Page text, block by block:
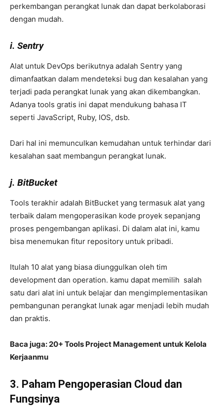
perkembangan perangkat lunak dan dapat berkolaborasi
dengan mudah.
i. Sentry
Alat untuk DevOps berikutnya adalah Sentry yang
dimanfaatkan dalam mendeteksi bug dan kesalahan yang
terjadi pada perangkat lunak yang akan dikembangkan.
Adanya tools gratis ini dapat mendukung bahasa IT
seperti JavaScript, Ruby, IOS, dsb.
Dari hal ini memunculkan kemudahan untuk terhindar dari
kesalahan saat membangun perangkat lunak.
j. BitBucket
Tools terakhir adalah BitBucket yang termasuk alat yang
terbaik dalam mengoperasikan kode proyek sepanjang
proses pengembangan aplikasi. Di dalam alat ini, kamu
bisa menemukan fitur repository untuk pribadi.
Itulah 10 alat yang biasa diunggulkan oleh tim
development dan operation. kamu dapat memilih salah
satu dari alat ini untuk belajar dan mengimplementasikan
pembangunan perangkat lunak agar menjadi lebih mudah
dan praktis.
Baca juga: 20+ Tools Project Management untuk Kelola
Kerjaanmu
3. Paham Pengoperasian Cloud dan
Fungsinya